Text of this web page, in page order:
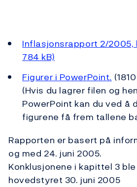
Inflasjonsrapport 2/2005,
784 kB)
Figurer i PowerPoint.
(Hvis du lagrer filen og
PowerPoint kan du ved å
figurene få frem tallene
Rapporten er basert på
og med 24. juni 2005.
Konklusjonene i kapittel 3
hovedstyret 30. juni 2005